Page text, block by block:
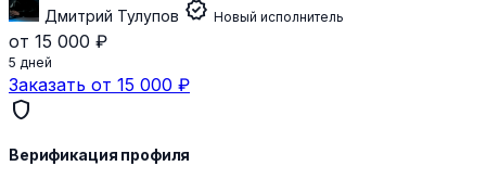
Дмитрий Тулупов verified Новый исполнитель
от 15 000 ₽
5 дней
Заказать от 15 000 ₽
shield
Верификация профиля